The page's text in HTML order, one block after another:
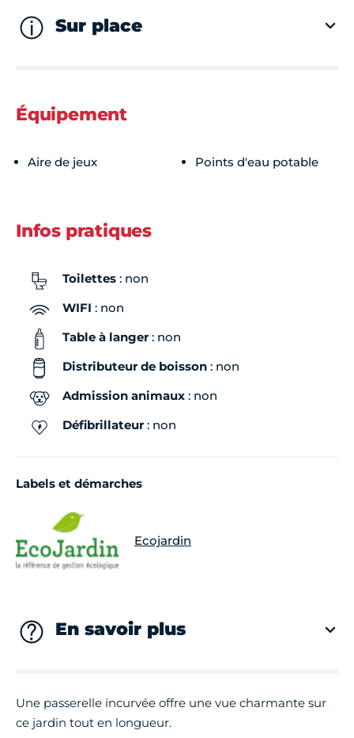
Sur place
Équipement
Aire de jeux Points d'eau potable
Infos pratiques
Toilettes : non
WIFI : non
Table à langer: non
Distributeur de boisson : non
Admission animaux : non
Défibrillateur: non
Labels et démarches
Ecojardin
En savoir plus
Une passerelle incurvée offre une vue charmante sur
ce jardin tout en longueur.